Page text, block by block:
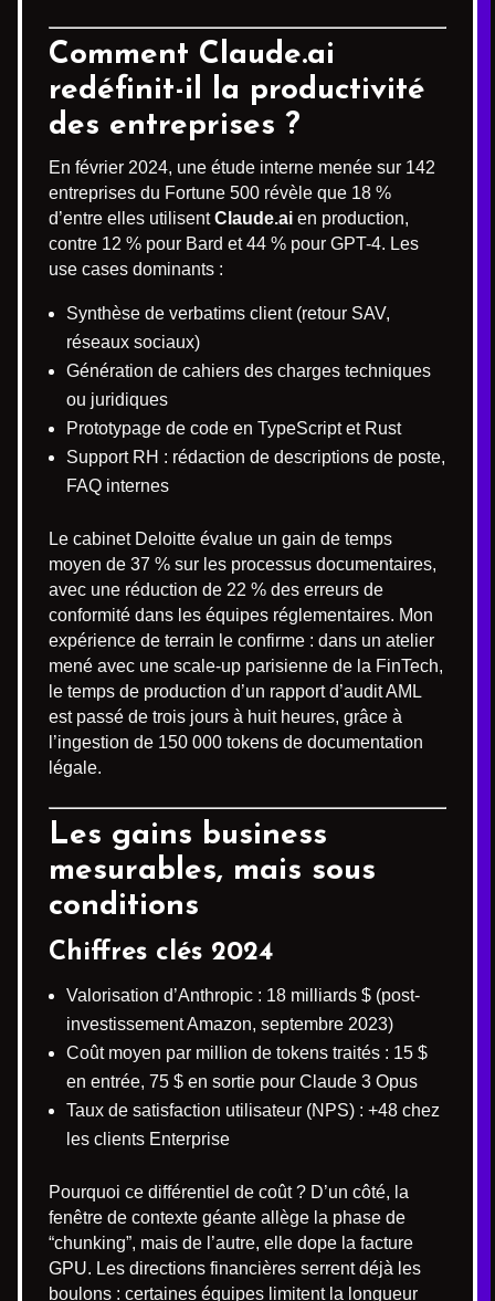
Comment Claude.ai
redéfinit-il la productivité
des entreprises ?
En février 2024, une étude interne menée sur 142
entreprises du Fortune 500 révèle que 18 %
d’entre elles utilisentClaude.ai en production,
contre 12 % pour Bard et 44 % pour GPT-4. Les
use cases dominants :
Synthèse de verbatims client (retour SAV,
réseaux sociaux)
Génération de cahiers des charges techniques
ou juridiques
Prototypage de code en TypeScript et Rust
Support RH : rédaction de descriptions de poste,
FAQ internes
Le cabinet Deloitte évalue un gain de temps
moyen de 37 % sur les processus documentaires,
avec une réduction de 22 % des erreurs de
conformité dans les équipes réglementaires. Mon
expérience de terrain le confirme : dans un atelier
mené avec une scale-up parisienne de la FinTech,
le temps de production d’un rapport d’audit AML
est passé de trois jours à huit heures, grâce à
l’ingestion de 150 000 tokens de documentation
légale.
Les gains business
mesurables, mais sous
conditions
Chiffres clés 2024
Valorisation d’Anthropic : 18 milliards $ (post-
investissement Amazon, septembre 2023)
Coût moyen par million de tokens traités : 15 $
en entrée, 75 $ en sortie pour Claude 3 Opus
Taux de satisfaction utilisateur (NPS) : +48 chez
les clients Enterprise
Pourquoi ce différentiel de coût ? D’un côté, la
fenêtre de contexte géante allège la phase de
“chunking”, mais de l’autre, elle dope la facture
GPU. Les directions financières serrent déjà les
boulons : certaines équipes limitent la longueur